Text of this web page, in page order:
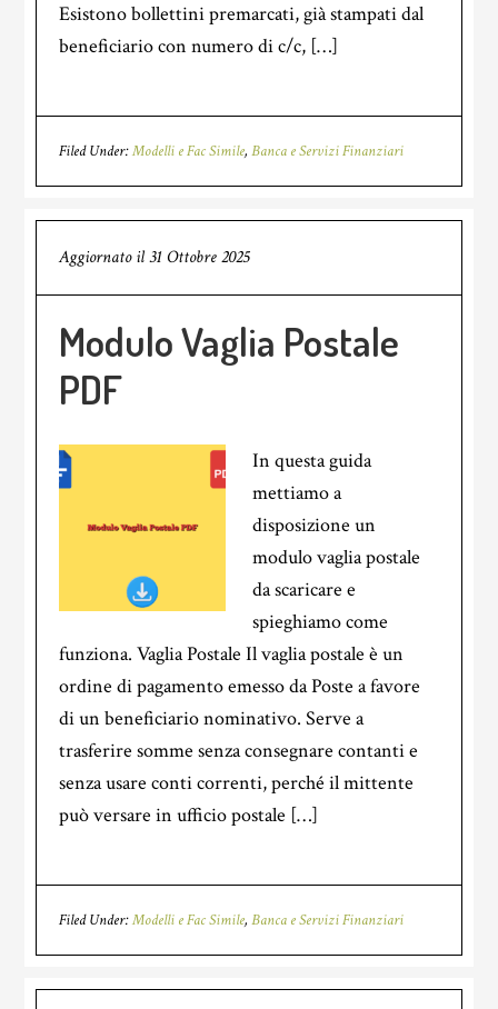
Esistono bollettini premarcati, già stampati dal
beneficiario con numero di c/c, […]
Filed Under:Modelli e Fac Simile,Banca e Servizi Finanziari
Aggiornato il31 Ottobre 2025
Modulo Vaglia Postale
PDF
In questa guida
mettiamo a
disposizione un
modulo vaglia postale
da scaricare e
spieghiamo come
funziona. Vaglia Postale Il vaglia postale è un
ordine di pagamento emesso da Poste a favore
di un beneficiario nominativo. Serve a
trasferire somme senza consegnare contanti e
senza usare conti correnti, perché il mittente
può versare in ufficio postale […]
Filed Under:Modelli e Fac Simile,Banca e Servizi Finanziari